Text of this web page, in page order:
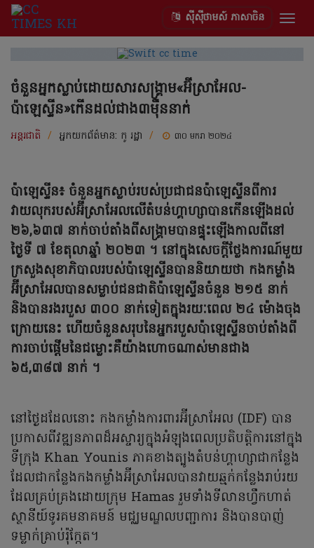
ស៊ីស៊ីថាមស៍ ភាសាចិន
ចំនួនអ្នកស្លាប់ដោយសារសង្រ្គាម«អ៊ីស្រាអែល-
ប៉ាឡេស្ទីន»កើនដល់ជាង៣ម៉ឺននាក់
អន្តរជាតិ / អ្នកយកព័ត៌មាន: កូ រដ្ឋា / ៣០ មករា ២០២៤
ប៉ាឡេស្ទីន៖ ចំនួនអ្នកស្លាប់របស់ប្រជាជនប៉ាឡេស្ទីនពីការ
វាយលុករបស់អ៊ីស្រាអែលលើតំបន់ហ្គាហ្សាបានកើនឡើងដល់
២៦,៦៣៧ នាក់ចាប់តាំងពីសង្រ្គាមបានផ្ទុះឡើងកាលពីនៅ
ថ្ងៃទី ៧ ខែតុលាឆ្នាំ ២០២៣ ។ នៅក្នុងសេចក្តីថ្លែងការណ៍មួយ
ក្រសួងសុខាភិបាលរបស់ប៉ាឡេស្ទីនបាននិយាយថា កងកម្លាំង
អ៊ីស្រាអែលបានសម្លាប់ជនជាតិប៉ាឡេស្ទីនចំនួន ២១៥ នាក់
និងបានរងរបួស ៣០០ នាក់ទៀតក្នុងរយៈពេល ២៤ ម៉ោងចុង
ក្រោយនេះ ហើយចំនួនសរុបនៃអ្នករបួសប៉ាឡេស្ទីនចាប់តាំងពី
ការចាប់ផ្តើមនៃជម្លោះគឺយ៉ាងហោចណាស់មានជាង
៦៥,៣៨៧ នាក់ ។
នៅថ្ងៃដដែលនោះ កងកម្លាំងការពារអ៊ីស្រាអែល (IDF) បាន
ប្រកាសពីវឌ្ឍនភាពដ៏អស្ចារ្យក្នុងអំឡុងពេលប្រតិបត្តិការនៅក្នុង
ទីក្រុង Khan Younis ភាគខាងត្បូងតំបន់ហ្គាហ្សាជាកន្លែង
ដែលជាកន្លែងកងកម្លាំងអ៊ីស្រាអែលបានវាយឆ្មក់កន្លែងរាប់រយ
ដែលគ្រប់គ្រងដោយក្រុម Hamas រួមទាំងទីលានហ្វឹកហាត់
ស្ថានីយ៍ទូរគមនាគមន៍ មជ្ឈមណ្ឌលបញ្ជាការ និងបានបាញ់
ទម្លាក់គ្រាប់រ៉ុក្កែត។